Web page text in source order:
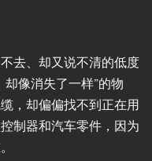
去、却又说不清的低度
像消失了一样”的物
，却偏偏找不到正在用
制器和汽车零件，因为